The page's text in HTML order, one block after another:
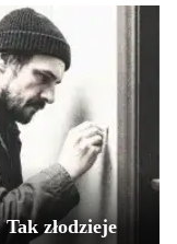
złodzieje